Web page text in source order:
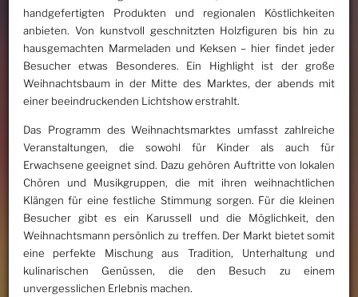
handgefertigten Produkten und regionalen Köstlichkeiten
anbieten. Von kunstvoll geschnitzten Holzfiguren bis hin zu
hausgemachten Marmeladen und Keksen – hier findet jeder
Besucher etwas Besonderes. Ein Highlight ist der große
Weihnachtsbaum in der Mitte des Marktes, der abends mit
einer beeindruckenden Lichtshow erstrahlt.
Das Programm des Weihnachtsmarktes umfasst zahlreiche
Veranstaltungen, die sowohl für Kinder als auch für
Erwachsene geeignet sind. Dazu gehören Auftritte von lokalen
Chören und Musikgruppen, die mit ihren weihnachtlichen
Klängen für eine festliche Stimmung sorgen. Für die kleinen
Besucher gibt es ein Karussell und die Möglichkeit, den
Weihnachtsmann persönlich zu treffen. Der Markt bietet somit
eine perfekte Mischung aus Tradition, Unterhaltung und
kulinarischen Genüssen, die den Besuch zu einem
unvergesslichen Erlebnis machen.